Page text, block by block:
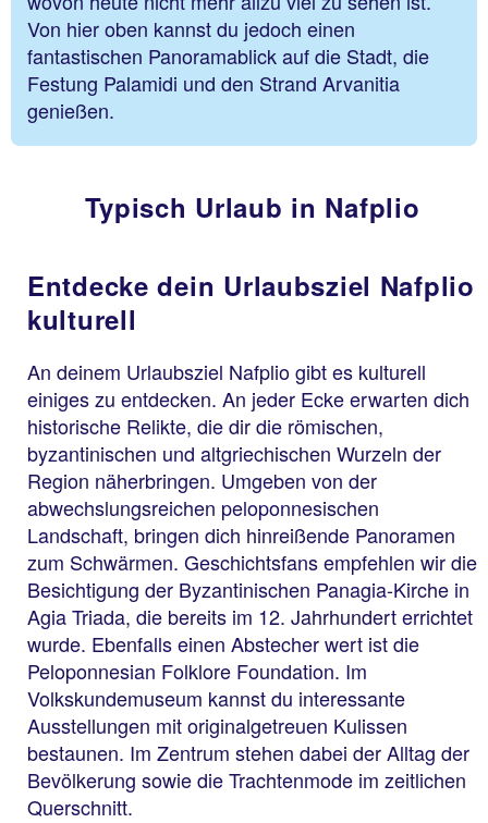
Von hier oben kannst du jedoch einen
fantastischen Panoramablick auf die Stadt, die
Festung Palamidi und den Strand Arvanitia
genießen.
Typisch Urlaub in Nafplio
Entdecke dein Urlaubsziel Nafplio
kulturell
An deinem Urlaubsziel Nafplio gibt es kulturell
einiges zu entdecken. An jeder Ecke erwarten dich
historische Relikte, die dir die römischen,
byzantinischen und altgriechischen Wurzeln der
Region näherbringen. Umgeben von der
abwechslungsreichen peloponnesischen
Landschaft, bringen dich hinreißende Panoramen
zum Schwärmen. Geschichtsfans empfehlen wir die
Besichtigung der Byzantinischen Panagia-Kirche in
Agia Triada, die bereits im 12. Jahrhundert errichtet
wurde. Ebenfalls einen Abstecher wert ist die
Peloponnesian Folklore Foundation. Im
Volkskundemuseum kannst du interessante
Ausstellungen mit originalgetreuen Kulissen
bestaunen. Im Zentrum stehen dabei der Alltag der
Bevölkerung sowie die Trachtenmode im zeitlichen
Querschnitt.